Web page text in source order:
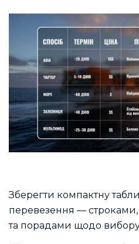
Зберегти компактну
перевезення — строками,
та порадами щодо